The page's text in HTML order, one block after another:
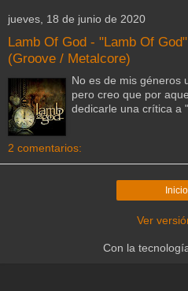
jueves, 18 de junio de 2020
Lamb Of God - "Lamb Of God"
(Groove / Metalcore)
No es de mis géneros
pero creo que por
dedicarle una crítica a
2 comentarios:
Inicio
Ver
Con la